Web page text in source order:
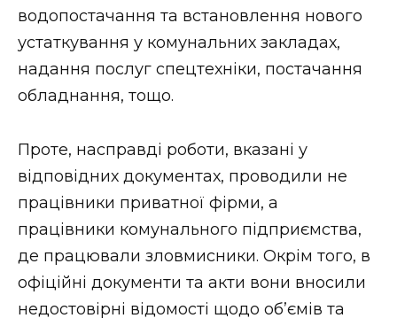
водопостачання та встановлення нового
устаткування у комунальних закладах,
надання послуг спецтехніки, постачання
обладнання, тощо.
Проте, насправді роботи, вказані у
відповідних документах, проводили не
працівники приватної фірми, а
працівники комунального підприємства,
де працювали зловмисники. Окрім того, в
офіційні документи та акти вони вносили
недостовірні відомості щодо об’ємів та